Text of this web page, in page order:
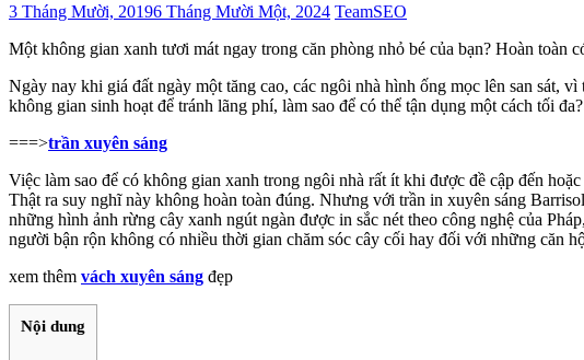
3 Tháng Mười, 20196 Tháng Mười Một, 2024 TeamSEO
Một không gian xanh tươi mát ngay trong căn phòng nhỏ bé của bạn? Hoàn
Ngày nay khi giá đất ngày một tăng cao, các ngôi nhà hình ống mọc lên san sát,
không gian sinh hoạt để tránh lãng phí, làm sao để có thể tận dụng một cách tối đa?
===>trần xuyên sáng
Việc làm sao để có không gian xanh trong ngôi nhà rất ít khi được đề cập đến
Thật ra suy nghĩ này không hoàn toàn đúng. Nhưng với trần in xuyên sáng
những hình ảnh rừng cây xanh ngút ngàn được in sắc nét theo công nghệ của
người bận rộn không có nhiều thời gian chăm sóc cây cối hay đối với những căn
xem thêm vách xuyên sáng đẹp
Nội dung